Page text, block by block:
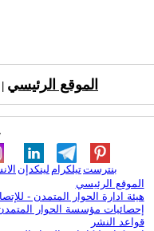
الموقع الرئيسي
لينكدإن تيلكرامبنترست
الموقع الرئيسي
هيئة ادارة الحوار المتمدن -
إحصائيات مؤسسة الحوار
قواعد النشر